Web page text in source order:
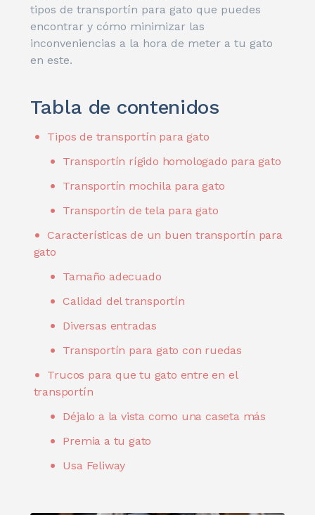
tipos de transportín para gato que puedes
encontrar y cómo minimizar las
inconveniencias a la hora de meter a tu gato
en este.
Tabla de contenidos
Tipos de transportín para gato
Transportín rígido homologado para gato
Transportín mochila para gato
Transportín de tela para gato
Características de un buen transportín para
gato
Tamaño adecuado
Calidad del transportín
Diversas entradas
Transportín para gato con ruedas
Trucos para que tu gato entre en el
transportín
Déjalo a la vista como una caseta más
Premia a tu gato
Usa Feliway